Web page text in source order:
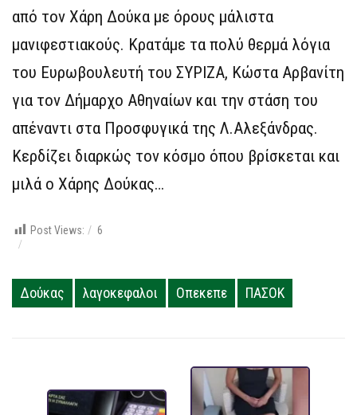
από τον Χάρη Δούκα με όρους μάλιστα
μανιφεστιακούς. Κρατάμε τα πολύ θερμά λόγια
του Ευρωβουλευτή του ΣΥΡΙΖΑ, Κώστα Αρβανίτη
για τον Δήμαρχο Αθηναίων και την στάση του
απέναντι στα Προσφυγικά της Λ.Αλεξάνδρας.
Κερδίζει διαρκώς τον κόσμο όπου βρίσκεται και
μιλά ο Χάρης Δούκας…
Post Views: 6
Δούκας λαγοκεφαλοι Οπεκεπε ΠΑΣΟΚ